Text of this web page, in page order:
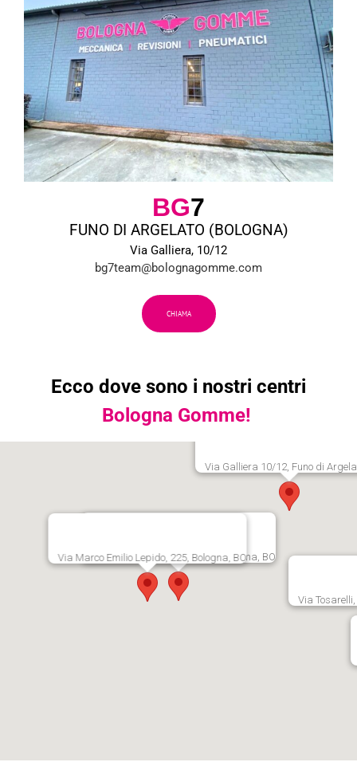
BG7
FUNO DI ARGELATO (BOLOGNA)
Via Galliera, 10/12
bg7team@bolognagomme.com
CHIAMA
Ecco dove sono i nostri centri
Bologna Gomme!
Via Persicetana Vecchia, 20, Bologna, BO
Via Marco Emilio Lepido, 225, Bologna, BO
Via
Via Galliera 10/12, Funo di